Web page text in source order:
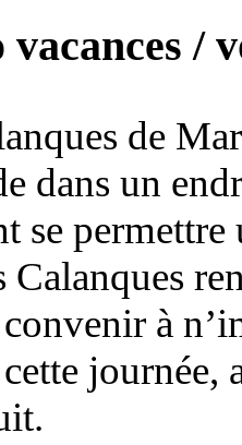
/
de
dans un
se permettre
Calanques
à
journée,